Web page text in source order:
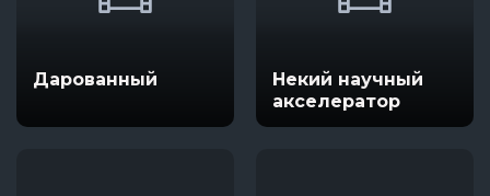
Дарованный
Некий научный
акселератор